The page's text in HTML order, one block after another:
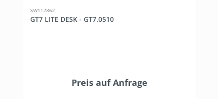
SW112862
GT7 LITE DESK - GT7.0510
Preis auf Anfrage